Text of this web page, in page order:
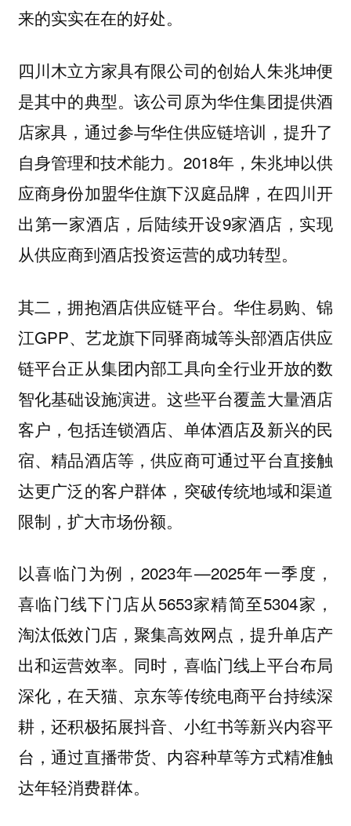
来的实实在在的好处。
四川木立方家具有限公司的创始人朱兆坤便
是其中的典型。该公司原为华住集团提供酒
店家具，通过参与华住供应链培训，提升了
自身管理和技术能力。2018年，朱兆坤以供
应商身份加盟华住旗下汉庭品牌，在四川开
出第一家酒店，后陆续开设9家酒店，实现
从供应商到酒店投资运营的成功转型。
其二，拥抱酒店供应链平台。华住易购、锦
江GPP、艺龙旗下同驿商城等头部酒店供应
链平台正从集团内部工具向全行业开放的数
智化基础设施演进。这些平台覆盖大量酒店
客户，包括连锁酒店、单体酒店及新兴的民
宿、精品酒店等，供应商可通过平台直接触
达更广泛的客户群体，突破传统地域和渠道
限制，扩大市场份额。
以喜临门为例，2023年—2025年一季度，
喜临门线下门店从5653家精简至5304家，
淘汰低效门店，聚集高效网点，提升单店产
出和运营效率。同时，喜临门线上平台布局
深化，在天猫、京东等传统电商平台持续深
耕，还积极拓展抖音、小红书等新兴内容平
台，通过直播带货、内容种草等方式精准触
达年轻消费群体。